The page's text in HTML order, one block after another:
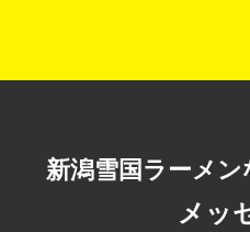
新潟雪国ラーメン
メッ